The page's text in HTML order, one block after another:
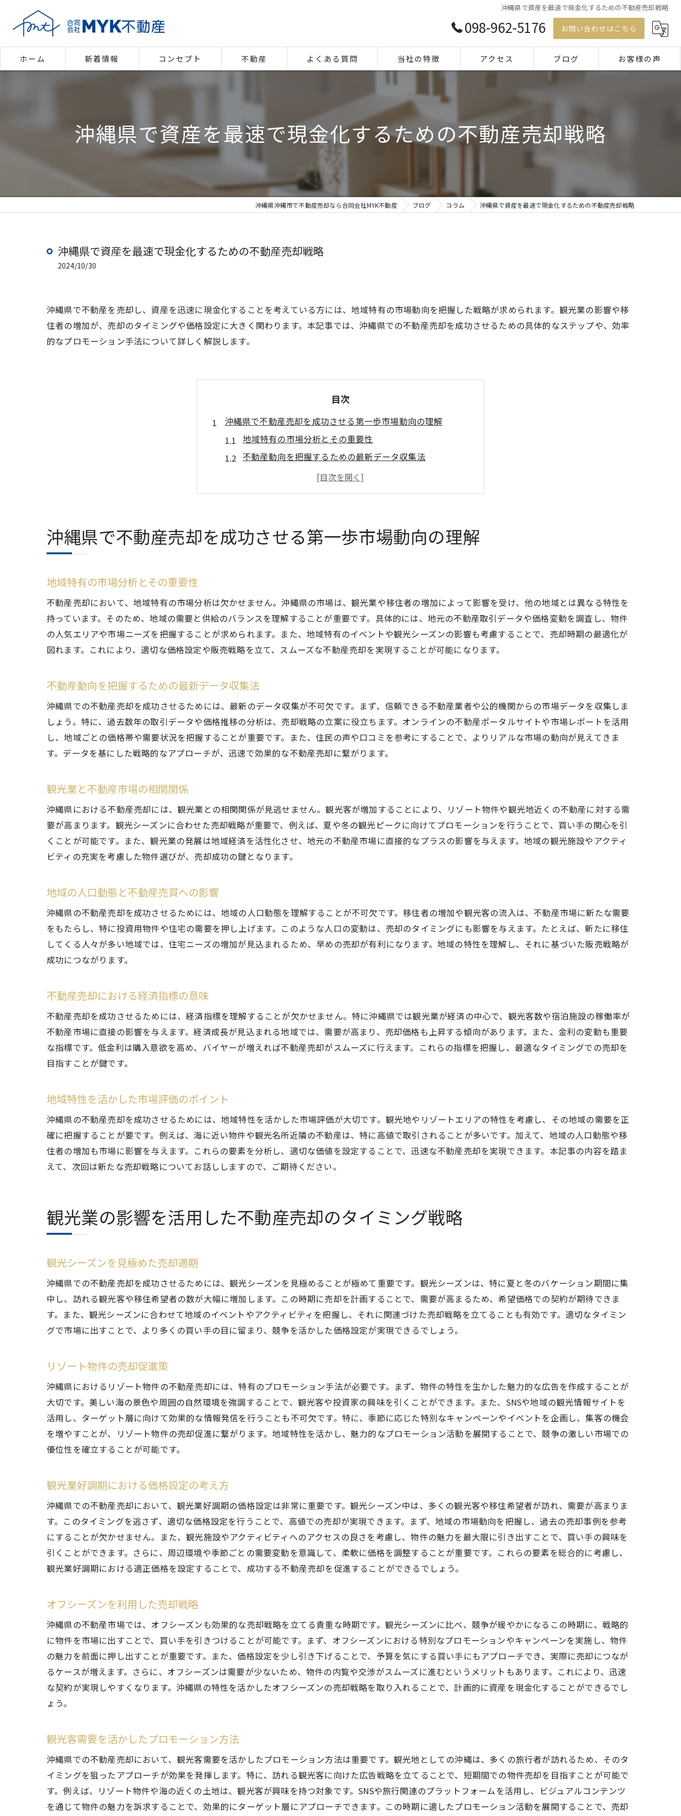
沖縄県で資産を最速で現金化するための不動産売却戦略
098-962-5176 お問い合わせはこちら
ホーム 新着情報 コンセプト 不動産 よくある質問 当社の特徴
住み替え
離婚
中古
アクセス ブログ お客様の声
沖縄県で資産を最速で現金化するための不動産売却戦略
沖縄県沖縄市で不動産売却なら合同会社MYK不動産 ブログ コラム 沖縄県で資産を最速で現金化するための不動産売却戦略
沖縄県で資産を最速で現金化するための不動産売却戦略
2024/10/30
沖縄県で不動産を売却し、資産を迅速に現金化することを考えている方には、地域特有の市場動向を把握した戦略が求められます。観光業の影響や移
住者の増加が、売却のタイミングや価格設定に大きく関わります。本記事では、沖縄県での不動産売却を成功させるための具体的なステップや、効率
的なプロモーション手法について詳しく解説します。
目次
沖縄県で不動産売却を成功させる第一歩市場動向の理解
地域特有の市場分析とその重要性
不動産動向を把握するための最新データ収集法
観光業と不動産市場の相関関係
地域の人口動態と不動産売買への影響
地域特性を活かした市場評価のポイント
観光業の影響を活用した不動産売却のタイミング戦略
観光業好調期における価格設定の考え方
オフシーズンを利用した売却戦略
観光客需要を活かしたプロモーション方法
観光資源を生かした地域特性のアピール
移住者のニーズを反映した価格設定
市場競争力を維持するための価格戦略
移住者のための物件価値の提案方法
地域の生活利便性を考慮した価格調整
移住者傾向を意識したマーケティング手法
デジタルマーケティングを活用した広報戦略
SNSを利用した顧客層拡大方法
地域イベントとの連携による信頼構築
バーチャルツアーの導入とその効果
沖縄県の不動産売却で競争優位を築くための秘訣
競争相手との差別化を図るポイント
市場でのリーダーシップを取るための方策
地域特性を活かした迅速な資産現金化のステップ
投資家心理を理解した売却戦略
地域ネットワークを活用した売却促進
迅速な現金化を可能にする流通経路の選択
不動産売却を成功させるための信頼できるパートナー選び
パートナーシップの重要性とその構築
沖縄県市場での不動産売却を成功に導く具体的手法
地域特化型の売却戦略計画
効果的な顧客ターゲティング
売却後のフォローアップ戦略
沖縄県で不動産売却を成功させる第一歩市場動向の理解
地域特有の市場分析とその重要性
不動産売却において、地域特有の市場分析は欠かせません。沖縄県の市場は、観光業や移住者の増加によって影響を受け、他の地域とは異なる特性を
持っています。そのため、地域の需要と供給のバランスを理解することが重要です。具体的には、地元の不動産取引データや価格変動を調査し、物件
の人気エリアや市場ニーズを把握することが求められます。また、地域特有のイベントや観光シーズンの影響も考慮することで、売却時期の最適化が
図れます。これにより、適切な価格設定や販売戦略を立て、スムーズな不動産売却を実現することが可能になります。
不動産動向を把握するための最新データ収集法
沖縄県での不動産売却を成功させるためには、最新のデータ収集が不可欠です。まず、信頼できる不動産業者や公的機関からの市場データを収集しま
しょう。特に、過去数年の取引データや価格推移の分析は、売却戦略の立案に役立ちます。オンラインの不動産ポータルサイトや市場レポートを活用
し、地域ごとの価格帯や需要状況を把握することが重要です。また、住民の声や口コミを参考にすることで、よりリアルな市場の動向が見えてきま
す。データを基にした戦略的なアプローチが、迅速で効果的な不動産売却に繋がります。
観光業と不動産市場の相関関係
沖縄県における不動産売却には、観光業との相関関係が見逃せません。観光客が増加することにより、リゾート物件や観光地近くの不動産に対する需
要が高まります。観光シーズンに合わせた売却戦略が重要で、例えば、夏や冬の観光ピークに向けてプロモーションを行うことで、買い手の関心を引
くことが可能です。また、観光業の発展は地域経済を活性化させ、地元の不動産市場に直接的なプラスの影響を与えます。地域の観光施設やアクティ
ビティの充実を考慮した物件選びが、売却成功の鍵となります。
地域の人口動態と不動産売買への影響
沖縄県の不動産売却を成功させるためには、地域の人口動態を理解することが不可欠です。移住者の増加や観光客の流入は、不動産市場に新たな需要
をもたらし、特に投資用物件や住宅の需要を押し上げます。このような人口の変動は、売却のタイミングにも影響を与えます。たとえば、新たに移住
してくる人々が多い地域では、住宅ニーズの増加が見込まれるため、早めの売却が有利になります。地域の特性を理解し、それに基づいた販売戦略が
成功につながります。
不動産売却における経済指標の意味
不動産売却を成功させるためには、経済指標を理解することが欠かせません。特に沖縄県では観光業が経済の中心で、観光客数や宿泊施設の稼働率が
不動産市場に直接の影響を与えます。経済成長が見込まれる地域では、需要が高まり、売却価格も上昇する傾向があります。また、金利の変動も重要
な指標です。低金利は購入意欲を高め、バイヤーが増えれば不動産売却がスムーズに行えます。これらの指標を把握し、最適なタイミングでの売却を
目指すことが鍵です。
地域特性を活かした市場評価のポイント
沖縄県の不動産売却を成功させるためには、地域特性を活かした市場評価が大切です。観光地やリゾートエリアの特性を考慮し、その地域の需要を正
確に把握することが要です。例えば、海に近い物件や観光名所近隣の不動産は、特に高値で取引されることが多いです。加えて、地域の人口動態や移
住者の増加も市場に影響を与えます。これらの要素を分析し、適切な価値を設定することで、迅速な不動産売却を実現できます。本記事の内容を踏ま
えて、次回は新たな売却戦略についてお話ししますので、ご期待ください。
観光業の影響を活用した不動産売却のタイミング戦略
観光シーズンを見極めた売却適期
沖縄県での不動産売却を成功させるためには、観光シーズンを見極めることが極めて重要です。観光シーズンは、特に夏と冬のバケーション期間に集
中し、訪れる観光客や移住希望者の数が大幅に増加します。この時期に売却を計画することで、需要が高まるため、希望価格での契約が期待できま
す。また、観光シーズンに合わせて地域のイベントやアクティビティを把握し、それに関連づけた売却戦略を立てることも有効です。適切なタイミン
グで市場に出すことで、より多くの買い手の目に留まり、競争を活かした価格設定が実現できるでしょう。
リゾート物件の売却促進策
沖縄県におけるリゾート物件の不動産売却には、特有のプロモーション手法が必要です。まず、物件の特性を生かした魅力的な広告を作成することが
大切です。美しい海の景色や周囲の自然環境を強調することで、観光客や投資家の興味を引くことができます。また、SNSや地域の観光情報サイトを
活用し、ターゲット層に向けて効果的な情報発信を行うことも不可欠です。特に、季節に応じた特別なキャンペーンやイベントを企画し、集客の機会
を増やすことが、リゾート物件の売却促進に繋がります。地域特性を活かし、魅力的なプロモーション活動を展開することで、競争の激しい市場での
優位性を確立することが可能です。
観光業好調期における価格設定の考え方
沖縄県での不動産売却において、観光業好調期の価格設定は非常に重要です。観光シーズン中は、多くの観光客や移住希望者が訪れ、需要が高まりま
す。このタイミングを逃さず、適切な価格設定を行うことで、高値での売却が実現できます。まず、地域の市場動向を把握し、過去の売却事例を参考
にすることが欠かせません。また、観光施設やアクティビティへのアクセスの良さを考慮し、物件の魅力を最大限に引き出すことで、買い手の興味を
引くことができます。さらに、周辺環境や季節ごとの需要変動を意識して、柔軟に価格を調整することが重要です。これらの要素を総合的に考慮し、
観光業好調期における適正価格を設定することで、成功する不動産売却を促進することができるでしょう。
オフシーズンを利用した売却戦略
沖縄県の不動産市場では、オフシーズンも効果的な売却戦略を立てる貴重な時期です。観光シーズンに比べ、競争が緩やかになるこの時期に、戦略的
に物件を市場に出すことで、買い手を引きつけることが可能です。まず、オフシーズンにおける特別なプロモーションやキャンペーンを実施し、物件
の魅力を前面に押し出すことが重要です。また、価格設定を少し引き下げることで、予算を気にする買い手にもアプローチでき、実際に売却につなが
るケースが増えます。さらに、オフシーズンは需要が少ないため、物件の内覧や交渉がスムーズに進むというメリットもあります。これにより、迅速
な契約が実現しやすくなります。沖縄県の特性を活かしたオフシーズンの売却戦略を取り入れることで、計画的に資産を現金化することができるでし
ょう。
観光客需要を活かしたプロモーション方法
沖縄県での不動産売却において、観光客需要を活かしたプロモーション方法は重要です。観光地としての沖縄は、多くの旅行者が訪れるため、そのタ
イミングを狙ったアプローチが効果を発揮します。特に、訪れる観光客に向けた広告戦略を立てることで、短期間での物件売却を目指すことが可能で
す。例えば、リゾート物件や海の近くの土地は、観光客が興味を持つ対象です。SNSや旅行関連のプラットフォームを活用し、ビジュアルコンテンツ
を通じて物件の魅力を訴求することで、効果的にターゲット層にアプローチできます。この時期に適したプロモーション活動を展開することで、売却